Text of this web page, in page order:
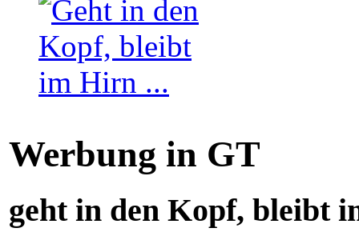
Werbung in GT
geht in den Kopf, bleibt